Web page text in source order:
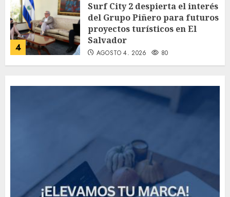
4
Surf City 2 despierta el interés
del Grupo Piñero para futuros
proyectos turísticos en El
Salvador
AGOSTO 4, 2026 80